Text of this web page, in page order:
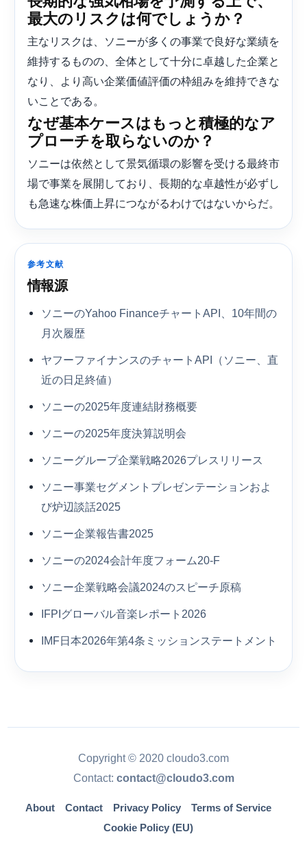
最大のリスクは何でしょうか？
主なリスクは、ソニーが多くの事業で良好な業績を
維持するものの、全体として十分に卓越した企業と
なり、より高い企業価値評価の枠組みを維持できな
いことである。
なぜ基本ケースはもっと積極的なア
プローチを取らないのか？
ソニーは依然として景気循環の影響を受ける最終市
場で事業を展開しており、長期的な卓越性が必ずし
も急速な株価上昇につながるわけではないからだ。
参考文献
情報源
ソニーのYahoo FinanceチャートAPI、10年間の
月次履歴
ヤフーファイナンスのチャートAPI（ソニー、直
近の日足終値）
ソニーの2025年度連結財務概要
ソニーの2025年度決算説明会
ソニーグループ企業戦略2026プレスリリース
ソニー事業セグメントプレゼンテーションおよ
び炉辺談話2025
ソニー企業報告書2025
ソニーの2024会計年度フォーム20-F
ソニー企業戦略会議2024のスピーチ原稿
IFPIグローバル音楽レポート2026
IMF日本2026年第4条ミッションステートメント
Copyright © 2020 cloudo3.com
Contact: contact@cloudo3.com
About Contact Privacy Policy
Terms of Service
Cookie Policy (EU)